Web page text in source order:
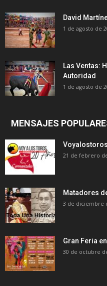
David
1 de agosto de
Las Ventas:
Autoridad
1 de agosto de
MENSAJES
21 de febrero
Matadores
3 de diciembre
Gran Feria
30 de octubre